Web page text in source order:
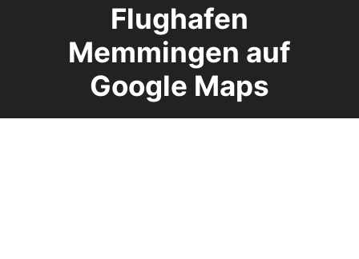
Flughafen
Memmingen auf
Google Maps